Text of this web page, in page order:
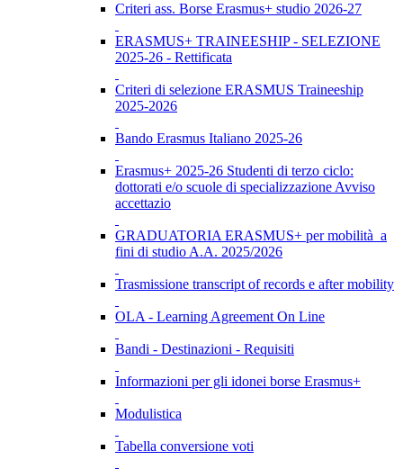
Criteri ass. Borse Erasmus+ studio 2026-27
ERASMUS+ TRAINEESHIP - SELEZIONE
2025-26 - Rettificata
Criteri di selezione ERASMUS Traineeship
2025-2026
Bando Erasmus Italiano 2025-26
Erasmus+ 2025-26 Studenti di terzo ciclo:
dottorati e/o scuole di specializzazione Avviso
accettazio
GRADUATORIA ERASMUS+ per mobilità a
fini di studio A.A. 2025/2026
Trasmissione transcript of records e after mobility
OLA - Learning Agreement On Line
Bandi - Destinazioni - Requisiti
Informazioni per gli idonei borse Erasmus+
Modulistica
Tabella conversione voti